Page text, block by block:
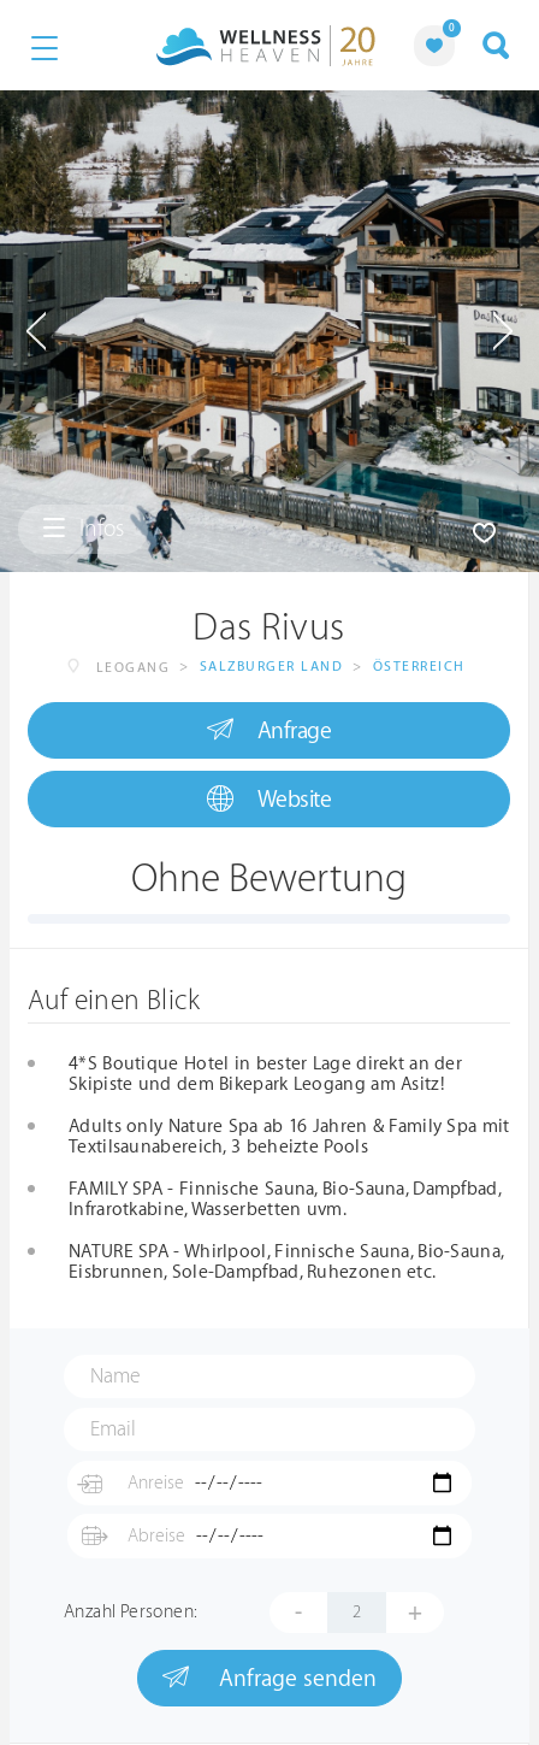
0
Infos
Das Rivus
LEOGANG > SALZBURGER LAND > ÖSTERREICH
Anfrage
Website
Ohne Bewertung
Auf einen Blick
4*S Boutique Hotel in bester Lage direkt an der
Skipiste und dem Bikepark Leogang am Asitz!
Adults only Nature Spa ab 16 Jahren & Family Spa mit
Textilsaunabereich, 3 beheizte Pools
FAMILY SPA - Finnische Sauna, Bio-Sauna, Dampfbad,
Infrarotkabine, Wasserbetten uvm.
NATURE SPA - Whirlpool, Finnische Sauna, Bio-Sauna,
Eisbrunnen, Sole-Dampfbad, Ruhezonen etc.
Anzahl Personen: - +
Anfrage senden